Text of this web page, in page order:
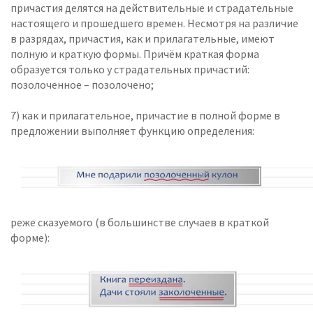
причастия делятся на действительные и страдательные
настоящего и прошедшего времен. Несмотря на различие
в разрядах, причастия, как и прилагательные, имеют
полную и краткую формы. Причём краткая форма
образуется только у страдательных причастий:
позолоченное – позолочено;
7) как и прилагательное, причастие в полной форме в
предложении выполняет функцию определения:
реже сказуемого (в большинстве случаев в краткой
форме):